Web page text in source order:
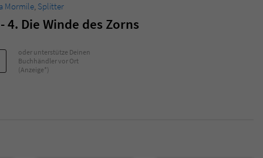
Mormile, Splitter
4. Die Winde des Zorns
oder unterstütze Deinen
Buchhändler vor Ort
(Anzeige*)
Anbieter Literatur-Couch Medien GmbH & Co. KG